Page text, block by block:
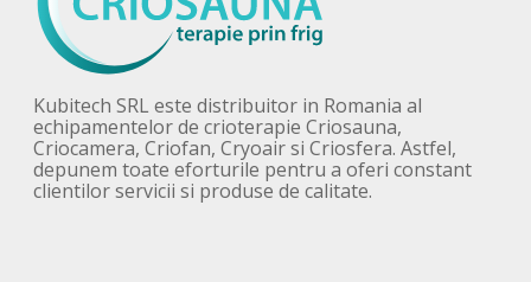
Kubitech SRL este distribuitor in Romania al
echipamentelor de crioterapie Criosauna,
Criocamera, Criofan, Cryoair si Criosfera. Astfel,
depunem toate eforturile pentru a oferi constant
clientilor servicii si produse de calitate.